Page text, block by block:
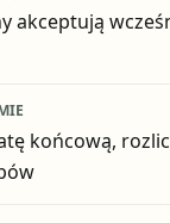
akceptują
końcową,